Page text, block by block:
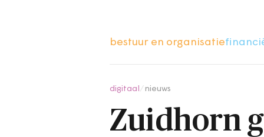
bestuur en organisatie
digitaal nieuws
Zuidhorn